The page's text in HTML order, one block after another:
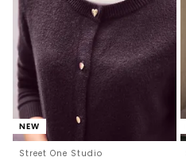
NEW
Street One Studio